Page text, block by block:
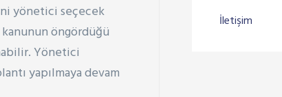
yönetici seçecek
öngördüğü
Yönetici
yapılmaya devam
İletişim